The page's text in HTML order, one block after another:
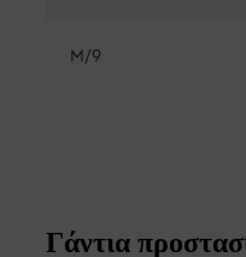
M/9
Γάντια